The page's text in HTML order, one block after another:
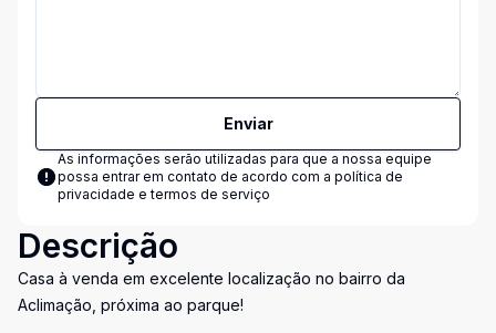
Enviar
As informações serão utilizadas para que a nossa equipe
possa entrar em contato de acordo com a política de
privacidade e termos de serviço
Descrição
Casa à venda em excelente localização no bairro da
Aclimação, próxima ao parque!